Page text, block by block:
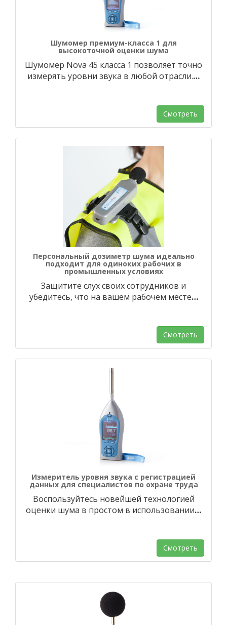
Шумомер премиум-класса 1 для
высокоточной оценки шума
Шумомер Nova 45 класса 1 позволяет точно
измерять уровни звука в любой отрасли.…
Смотреть
Персональный дозиметр шума идеально
подходит для одиноких рабочих в
промышленных условиях
Защитите слух своих сотрудников и
убедитесь, что на вашем рабочем месте…
Смотреть
Измеритель уровня звука с регистрацией
данных для специалистов по охране труда
Воспользуйтесь новейшей технологией
оценки шума в простом в использовании…
Смотреть